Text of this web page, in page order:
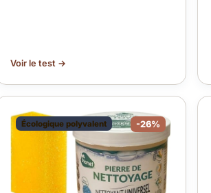
Voir le test →
Écologique polyvalent -26%